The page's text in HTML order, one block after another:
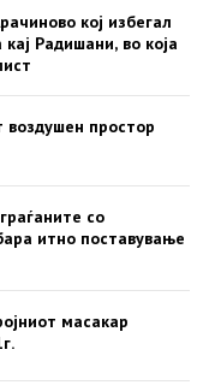
кој избегал
Радишани, во која
воздушен простор
со
итно поставување
масакар